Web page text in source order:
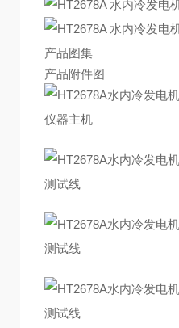
产品图集
产品附件图
仪器主机
测试线
测试线
测试线